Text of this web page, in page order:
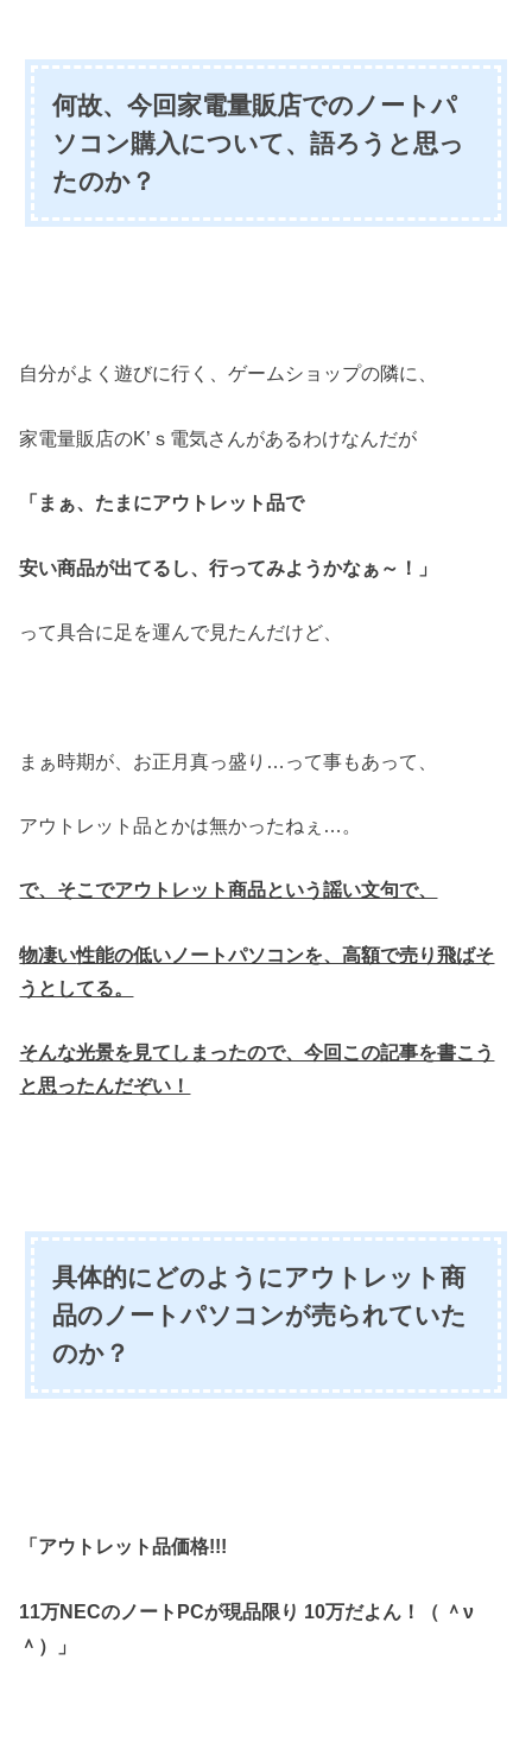
何故、今回家電量販店でのノートパ
ソコン購入について、語ろうと思っ
たのか？
自分がよく遊びに行く、ゲームショップの隣に、
家電量販店のK’ｓ電気さんがあるわけなんだが
「まぁ、たまにアウトレット品で
安い商品が出てるし、行ってみようかなぁ～！」
って具合に足を運んで見たんだけど、
まぁ時期が、お正月真っ盛り…って事もあって、
アウトレット品とかは無かったねぇ…。
で、そこでアウトレット商品という謡い文句で、
物凄い性能の低いノートパソコンを、高額で売り飛ばそ
うとしてる。
そんな光景を見てしまったので、今回この記事を書こう
と思ったんだぞい！
具体的にどのようにアウトレット商
品のノートパソコンが売られていた
のか？
「アウトレット品価格!!!
11万NECのノートPCが現品限り 10万だよん！（ ＾ν
＾）」